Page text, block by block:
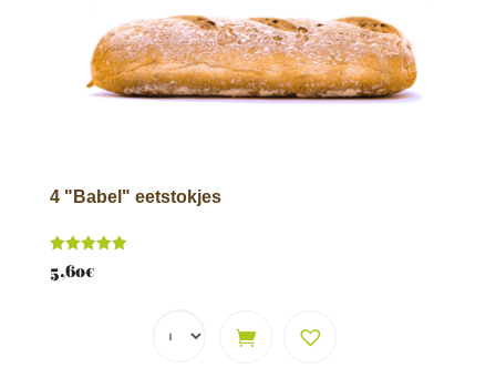
4 "Babel" eetstokjes
Score
5.00
5,60€